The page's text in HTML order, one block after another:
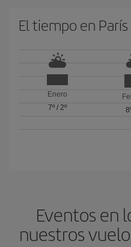
El tiempo en París
Enero
7º/ 2º
Eventos en
nuestros